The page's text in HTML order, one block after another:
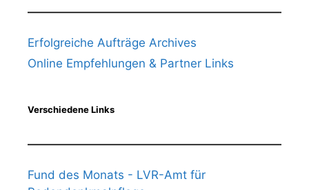
Erfolgreiche Aufträge Archives
Online Empfehlungen & Partner Links
Verschiedene Links
Fund des Monats - LVR-Amt für